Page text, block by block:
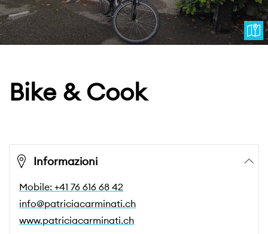
Bike & Cook
Informazioni
Mobile: +41 76 616 68 42
info@patriciacarminati.ch
www.patriciacarminati.ch